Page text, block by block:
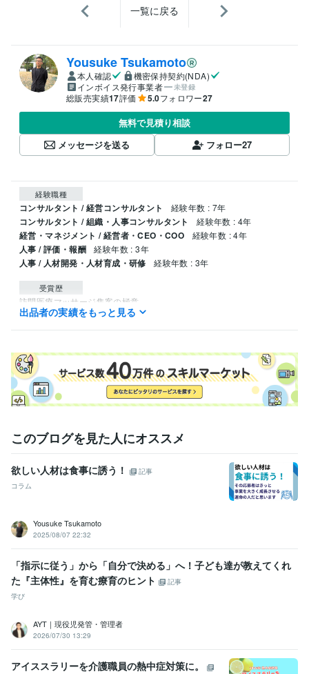
一覧に戻る
Yousuke Tsukamoto
本人確認
機密保持契約(NDA)
インボイス発行事業者
未登録
総販売実績17評価 5.0フォロワー27
無料で見積り相談
メッセージを送る
フォロー27
経験職種
コンサルタント / 経営コンサルタント 経験年数 : 7年
コンサルタント / 組織・人事コンサルタント 経験年数 : 4年
経営・マネジメント / 経営者・CEO・COO 経験年数 : 4年
人事 / 評価・報酬 経験年数 : 3年
人事 / 人材開発・人材育成・研修 経験年数 : 3年
受賞歴
訪問医療マッサージ集客の極意
ビジネス代行・事務代行
医療・介護・福祉事業の営業・地域連携強
化
医療・介護・福祉事業の人材採用・定着支援
医療・介護・福祉事
業の組織強化支援
採用アシスタント
学歴
千葉商科大学 2006年3月 ~ 2010年2月
大原医療福祉専門学校
出品者の実績をもっと見る
このブログを見た人にオススメ
欲しい人材は食事に誘う！
記事
コラム
Yousuke Tsukamoto
2025/08/07 22:32
「指示に従う」から「自分で決める」へ！子ども達が教えてくれ
た『主体性』を育む療育のヒント
記事
学び
AYT｜現役児発管・管理者⁠
2026/07/30 13:29
アイススラリーを介護職員の熱中症対策に。